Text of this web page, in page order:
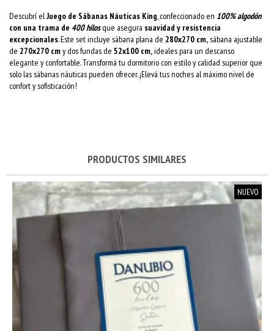
Descubrí el Juego de Sábanas Náuticas King , confeccionado en 100% algodón
con una trama de 400 hilos que asegura suavidad y resistencia
excepcionales. Este set incluye sábana plana de 280x270 cm, sábana ajustable
de 270x270 cmy dos fundas de 52x100 cm,ideales para un descanso
elegante y confortable. Transformá tu dormitorio con estilo y calidad superior que
solo las sábanas náuticas pueden ofrecer. ¡Elevá tus noches al máximo nivel de
confort y sofisticación!
PRODUCTOS SIMILARES
NUEVO